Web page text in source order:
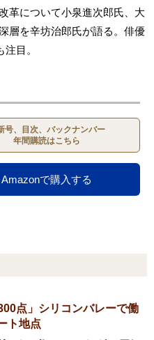
革について小泉進次郎氏、大
層を辛坊治郎氏が語る。俳優
目。
号、目次、バックナンバー
年間購読はこちら
Amazonで購入する
点」シリコンバレーで働
ト地点